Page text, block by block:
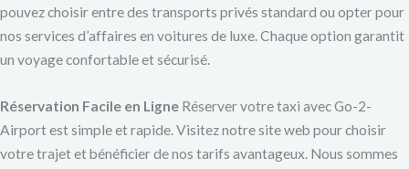
pouvez choisir entre des transports privés standard ou opter pour
nos services d’affaires en voitures de luxe. Chaque option garantit
un voyage confortable et sécurisé.
Réservation Facile en Ligne Réserver votre taxi avec Go-2-
Airport est simple et rapide. Visitez notre site web pour choisir
votre trajet et bénéficier de nos tarifs avantageux. Nous sommes